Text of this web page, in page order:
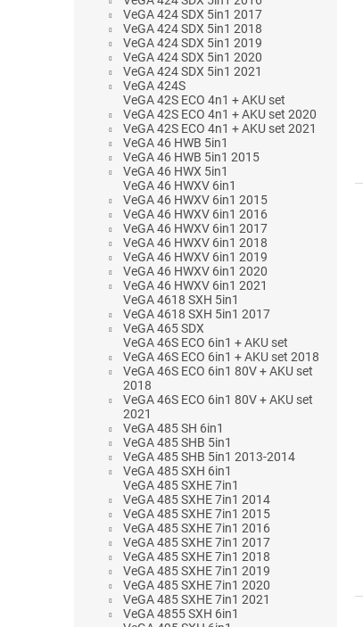
VeGA 424 SDX 5in1 2017
VeGA 424 SDX 5in1 2018
VeGA 424 SDX 5in1 2019
VeGA 424 SDX 5in1 2020
VeGA 424 SDX 5in1 2021
VeGA 424S
VeGA 42S ECO 4n1 + AKU set
VeGA 42S ECO 4n1 + AKU set 2020
VeGA 42S ECO 4n1 + AKU set 2021
VeGA 46 HWB 5in1
VeGA 46 HWB 5in1 2015
VeGA 46 HWX 5in1
VeGA 46 HWXV 6in1
VeGA 46 HWXV 6in1 2015
VeGA 46 HWXV 6in1 2016
VeGA 46 HWXV 6in1 2017
VeGA 46 HWXV 6in1 2018
VeGA 46 HWXV 6in1 2019
VeGA 46 HWXV 6in1 2020
VeGA 46 HWXV 6in1 2021
VeGA 4618 SXH 5in1
VeGA 4618 SXH 5in1 2017
VeGA 465 SDX
VeGA 46S ECO 6in1 + AKU set
VeGA 46S ECO 6in1 + AKU set 2018
VeGA 46S ECO 6in1 80V + AKU set
2018
VeGA 46S ECO 6in1 80V + AKU set
2021
VeGA 485 SH 6in1
VeGA 485 SHB 5in1
VeGA 485 SHB 5in1 2013-2014
VeGA 485 SXH 6in1
VeGA 485 SXHE 7in1
VeGA 485 SXHE 7in1 2014
VeGA 485 SXHE 7in1 2015
VeGA 485 SXHE 7in1 2016
VeGA 485 SXHE 7in1 2017
VeGA 485 SXHE 7in1 2018
VeGA 485 SXHE 7in1 2019
VeGA 485 SXHE 7in1 2020
VeGA 485 SXHE 7in1 2021
VeGA 4855 SXH 6in1